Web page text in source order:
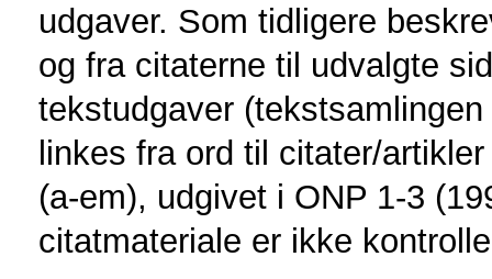
udgaver. Som tidligere
og fra citaterne til udvalgte
tekstudgaver
linkes fra ord til citater/
(a-em), udgivet i ONP 1-3
citatmateriale er ikke